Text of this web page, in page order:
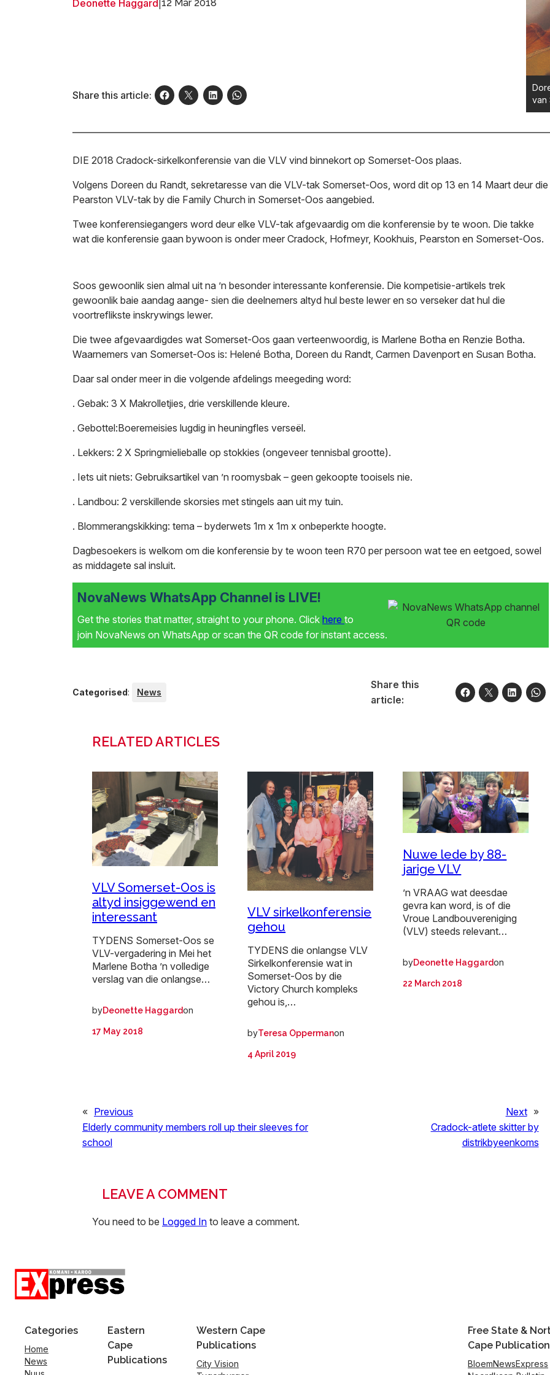
Deonette Haggard 12 Mar 2018
Share this article:
van
DIE 2018 Cradock-sirkelkonferensie van die VLV vind binnekort op Somerset-Oos plaas.
Volgens Doreen du Randt, sekretaresse van die VLV-tak Somerset-Oos, word dit op 13 en 14 Maart deur die
Pearston VLV-tak by die Family Church in Somerset-Oos aangebied.
Twee konferensiegangers word deur elke VLV-tak afgevaardig om die konferensie by te woon. Die takke
wat die konferensie gaan bywoon is onder meer Cradock, Hofmeyr, Kookhuis, Pearston en Somerset-Oos.
Soos gewoonlik sien almal uit na ’n besonder interessante konferensie. Die kompetisie-artikels trek
gewoonlik baie aandag aange- sien die deelnemers altyd hul beste lewer en so verseker dat hul die
voortreflikste inskrywings lewer.
Die twee afgevaardigdes wat Somerset-Oos gaan verteenwoordig, is Marlene Botha en Renzie Botha.
Waarnemers van Somerset-Oos is: Helené Botha, Doreen du Randt, Carmen Davenport en Susan Botha.
Daar sal onder meer in die volgende afdelings meegeding word:
. Gebak: 3 X Makrolletjies, drie verskillende kleure.
. Gebottel:Boeremeisies lugdig in heuningfles verseël.
. Lekkers: 2 X Springmielieballe op stokkies (ongeveer tennisbal grootte).
. Iets uit niets: Gebruiksartikel van ’n roomysbak – geen gekoopte tooisels nie.
. Landbou: 2 verskillende skorsies met stingels aan uit my tuin.
. Blommerangskikking: tema – byderwets 1m x 1m x onbeperkte hoogte.
Dagbesoekers is welkom om die konferensie by te woon teen R70 per persoon wat tee en eetgoed, sowel
as middagete sal insluit.
NovaNews WhatsApp Channel is LIVE!
Get the stories that matter, straight to your phone. Click here to
join NovaNews on WhatsApp or scan the QR code for instant access.
Categorised: News
Share this
article:
RELATED ARTICLES
VLV Somerset-Oos is
altyd insiggewend en
interessant
TYDENS Somerset-Oos se
VLV-vergadering in Mei het
Marlene Botha ’n volledige
verslag van die onlangse…
byDeonette Haggardon
17 May 2018
VLV sirkelkonferensie
gehou
TYDENS die onlangse VLV
Sirkelkonferensie wat in
Somerset-Oos by die
Victory Church kompleks
gehou is,…
byTeresa Oppermanon
4 April 2019
Nuwe lede by 88-
jarige VLV
’n VRAAG wat deesdae
gevra kan word, is of die
Vroue Landbouvereniging
(VLV) steeds relevant…
byDeonette Haggardon
22 March 2018
« Previous
Elderly community members roll up their sleeves for
school
Next »
Cradock-atlete skitter by
distrikbyeenkoms
LEAVE A COMMENT
You need to be Logged In to leave a comment.
Categories
Home
News
Eastern
Cape
Publications
Western Cape
Publications
City Vision
Free State &
Cape
BloemNewsExpress